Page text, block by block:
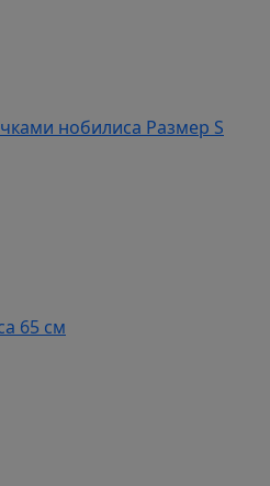
нобилиса Размер S
65 см